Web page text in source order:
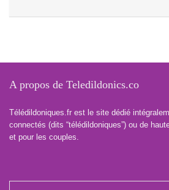
A propos de Teledildonics.co
Télédildoniques.fr est le site dédié
connectés (dits “télédildoniques”) ou de
et pour les couples.